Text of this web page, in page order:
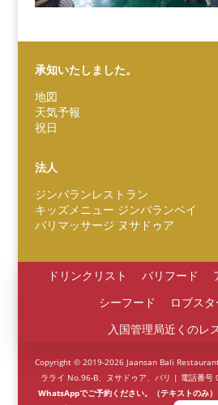
承知いたしました。
地図
天気予報
祝日
法人
ジンバランレストラン
キッズメニュー ジンバランベイ
バリマッサージ ヌサドゥア
ドリンクリスト バリフード
シーフード
ロブスタ
入国管理局近くのレ
Copyright © 2019-2026 Jaansan Bali
ラライ No.96-B、ヌサドゥア、バリ | 電話番
WhatsAppでご予約ください。（テキストのみ）
简